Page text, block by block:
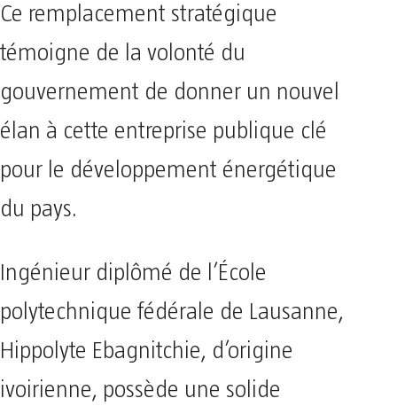
Ce remplacement stratégique
témoigne de la volonté du
gouvernement de donner un nouvel
élan à cette entreprise publique clé
pour le développement énergétique
du pays.
Ingénieur diplômé de l’École
polytechnique fédérale de Lausanne,
Hippolyte Ebagnitchie, d’origine
ivoirienne, possède une solide